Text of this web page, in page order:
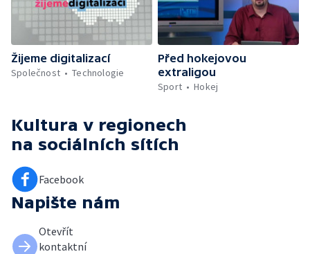
Žijeme digitalizací
Společnost
Technologie
Před hokejovou
extraligou
Sport
Hokej
Kultura v regionech
na sociálních sítích
Facebook
Napište nám
Otevřít
kontaktní